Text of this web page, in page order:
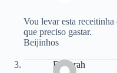
Vou levar esta
que preciso gastar.
Beijinhos
Deborah